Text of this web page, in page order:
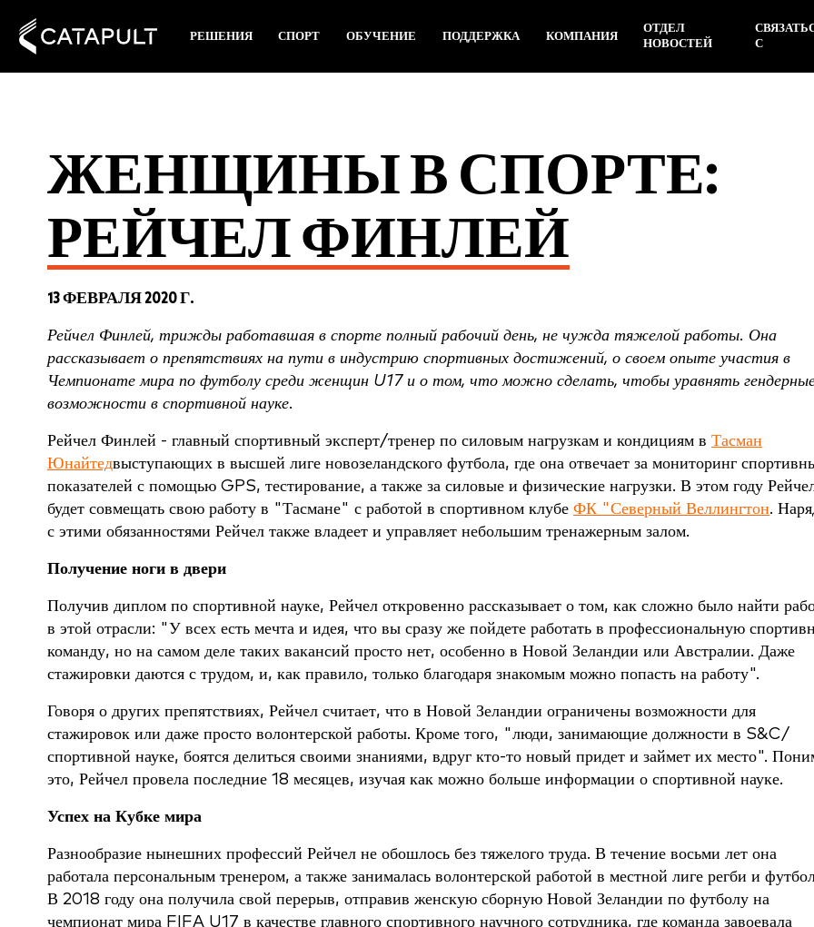
РЕШЕНИЯ СПОРТ ОБУЧЕНИЕ ПОДДЕРЖКА КОМПАНИЯ
ОТДЕЛ
НОВОСТЕЙ
С
ЖЕНЩИНЫ В СПОРТЕ:
РЕЙЧЕЛ ФИНЛЕЙ
13 ФЕВРАЛЯ 2020 Г.
Рейчел Финлей, трижды работавшая в спорте полный рабочий день, не чужда тяжелой работы. Она
рассказывает о препятствиях на пути в индустрию спортивных достижений, о своем опыте участия в
Чемпионате мира по футболу среди женщин U17 и о том, что можно сделать, чтобы уравнять
возможности в спортивной науке.
Рейчел Финлей - главный спортивный эксперт/тренер по силовым нагрузкам и кондициям в Тасман
Юнайтедвыступающих в высшей лиге новозеландского футбола, где она отвечает за мониторинг
показателей с помощью GPS, тестирование, а также за силовые и физические нагрузки. В этом году
будет совмещать свою работу в "Тасмане" с работой в спортивном клубе ФК "Северный Веллингтон.
с этими обязанностями Рейчел также владеет и управляет небольшим тренажерным залом.
Получение ноги в двери
Получив диплом по спортивной науке, Рейчел откровенно рассказывает о том, как сложно было найти
в этой отрасли: "У всех есть мечта и идея, что вы сразу же пойдете работать в профессиональную
команду, но на самом деле таких вакансий просто нет, особенно в Новой Зеландии или Австралии. Даже
стажировки даются с трудом, и, как правило, только благодаря знакомым можно попасть на работу".
Говоря о других препятствиях, Рейчел считает, что в Новой Зеландии ограничены возможности для
стажировок или даже просто волонтерской работы. Кроме того, "люди, занимающие должности в S&C/
спортивной науке, боятся делиться своими знаниями, вдруг кто-то новый придет и займет их место".
это, Рейчел провела последние 18 месяцев, изучая как можно больше информации о спортивной науке.
Успех на Кубке мира
Разнообразие нынешних профессий Рейчел не обошлось без тяжелого труда. В течение восьми лет она
работала персональным тренером, а также занималась волонтерской работой в местной лиге регби и
В 2018 году она получила свой перерыв, отправив женскую сборную Новой Зеландии по футболу на
чемпионат мира FIFA U17 в качестве главного спортивного научного сотрудника, где команда завоевала